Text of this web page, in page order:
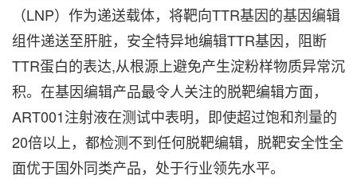
（LNP）作为递送载体，将靶向TTR基因的基因编辑
组件递送至肝脏，安全特异地编辑TTR基因，阻断
TTR蛋白的表达,从根源上避免产生淀粉样物质异常沉
积。在基因编辑产品最令人关注的脱靶编辑方面，
ART001注射液在测试中表明，即使超过饱和剂量的
20倍以上，都检测不到任何脱靶编辑，脱靶安全性全
面优于国外同类产品，处于行业领先水平。